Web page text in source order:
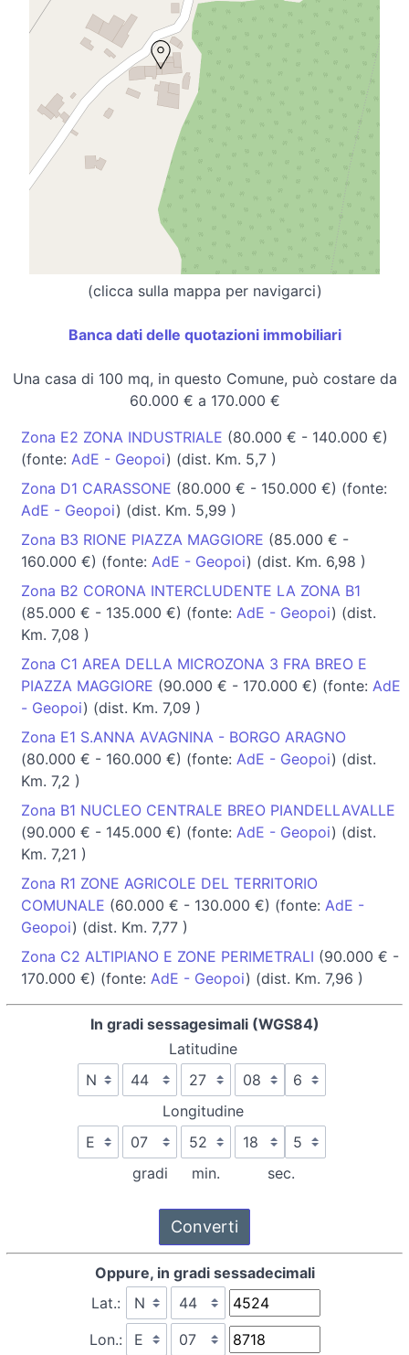
(clicca sulla mappa per navigarci)
Banca dati delle quotazioni immobiliari
Una casa di 100 mq, in questo Comune, può costare da
60.000 € a 170.000 €
Zona E2 ZONA INDUSTRIALE (80.000 € - 140.000 €)
(fonte: AdE - Geopoi) (dist. Km. 5,7 )
Zona D1 CARASSONE (80.000 € - 150.000 €) (fonte:
AdE - Geopoi) (dist. Km. 5,99 )
Zona B3 RIONE PIAZZA MAGGIORE (85.000 € -
160.000 €) (fonte: AdE - Geopoi) (dist. Km. 6,98 )
Zona B2 CORONA INTERCLUDENTE LA ZONA B1
(85.000 € - 135.000 €) (fonte: AdE - Geopoi) (dist.
Km. 7,08 )
Zona C1 AREA DELLA MICROZONA 3 FRA BREO E
PIAZZA MAGGIORE (90.000 € - 170.000 €) (fonte: AdE
- Geopoi) (dist. Km. 7,09 )
Zona E1 S.ANNA AVAGNINA - BORGO ARAGNO
(80.000 € - 160.000 €) (fonte: AdE - Geopoi) (dist.
Km. 7,2 )
Zona B1 NUCLEO CENTRALE BREO PIANDELLAVALLE
(90.000 € - 145.000 €) (fonte: AdE - Geopoi) (dist.
Km. 7,21 )
Zona R1 ZONE AGRICOLE DEL TERRITORIO
COMUNALE (60.000 € - 130.000 €) (fonte: AdE -
Geopoi) (dist. Km. 7,77 )
Zona C2 ALTIPIANO E ZONE PERIMETRALI (90.000 € -
170.000 €) (fonte: AdE - Geopoi) (dist. Km. 7,96 )
In gradi sessagesimali (WGS84)
Latitudine
Longitudine
gradi min. sec.
Oppure, in gradi sessadecimali
Lat.:
Lon.: